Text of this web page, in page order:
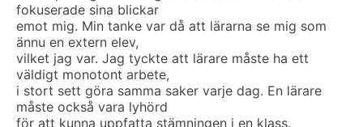
fokuserade sina blickar
emot mig. Min tanke var då att lärarna se mig som
ännu en extern elev,
vilket jag var. Jag tyckte att lärare måste ha ett
väldigt monotont arbete,
i stort sett göra samma saker varje dag. En lärare
måste också vara lyhörd
för att kunna uppfatta stämningen i en klass.